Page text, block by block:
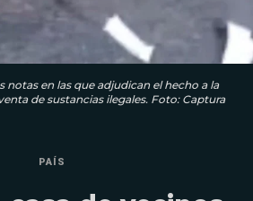
notas en las que adjudican el hecho a la
de sustancias ilegales. Foto: Captura
PAÍS